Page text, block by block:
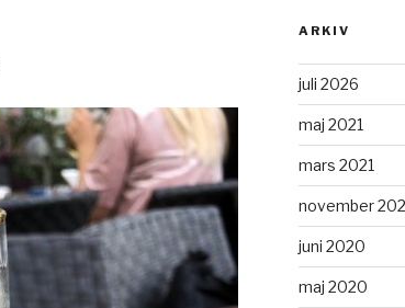
ARKIV
juli 2026
maj 2021
mars 2021
november
juni 2020
maj 2020